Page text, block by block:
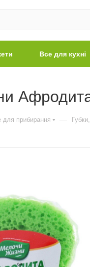
Все для кухні
для прибирання —